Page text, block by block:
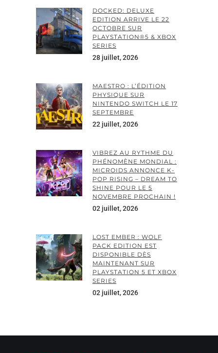
DOCKED: DELUXE
EDITION ARRIVE LE 22
OCTOBRE SUR
PLAYSTATION®5 & XBOX
SERIES
28 juillet, 2026
MAESTRO : L’ÉDITION
PHYSIQUE SUR
NINTENDO SWITCH LE 17
SEPTEMBRE
22 juillet, 2026
VIBREZ AU RYTHME DU
PHÉNOMÈNE MONDIAL :
MICROIDS ANNONCE K-
POP RISING – DREAM TO
SHINE POUR LE 5
NOVEMBRE PROCHAIN !
02 juillet, 2026
LOST EMBER : WOLF
PACK EDITION EST
DISPONIBLE DÈS
MAINTENANT SUR
PLAYSTATION 5 ET XBOX
SERIES
02 juillet, 2026